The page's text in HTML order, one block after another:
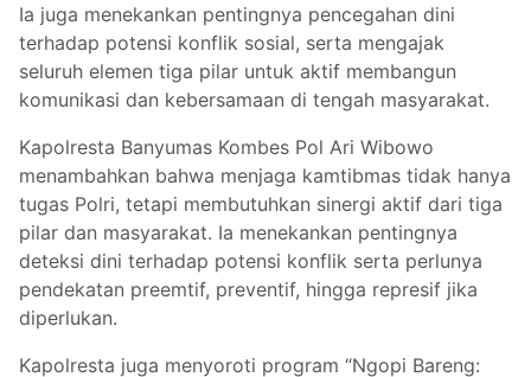
Ia juga menekankan pentingnya pencegahan dini
terhadap potensi konflik sosial, serta mengajak
seluruh elemen tiga pilar untuk aktif membangun
komunikasi dan kebersamaan di tengah masyarakat.
Kapolresta Banyumas Kombes Pol Ari Wibowo
menambahkan bahwa menjaga kamtibmas tidak hanya
tugas Polri, tetapi membutuhkan sinergi aktif dari tiga
pilar dan masyarakat. Ia menekankan pentingnya
deteksi dini terhadap potensi konflik serta perlunya
pendekatan preemtif, preventif, hingga represif jika
diperlukan.
Kapolresta juga menyoroti program “Ngopi Bareng: